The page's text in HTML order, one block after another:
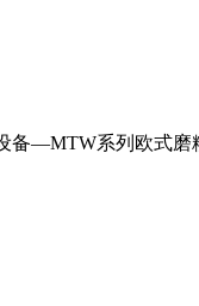
—MTW系列欧式